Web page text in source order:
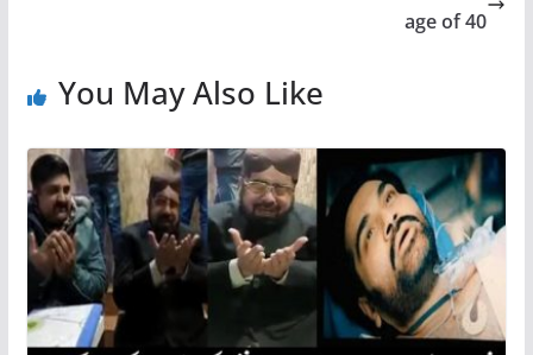
age of 40
You May Also Like